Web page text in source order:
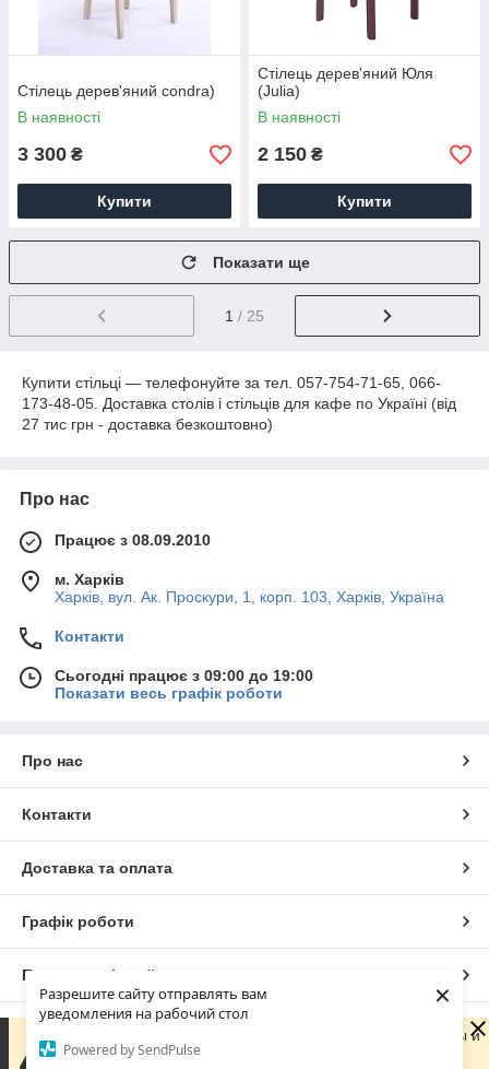
Разрешите сайту отправлять вам
уведомления на рабочий стол
Powered by SendPulse
×
Стілець дерев'яний condra)
В наявності
3 300 ₴
Купити
Стілець дерев'яний Юля
(Julia)
В наявності
2 150 ₴
Купити
Показати ще
1 / 25
Купити стільці — телефонуйте за тел. 057-754-71-65, 066-
173-48-05. Доставка столів і стільців для кафе по Україні (від
27 тис грн - доставка безкоштовно)
Про нас
Працює з 08.09.2010
м. Харків
Харків, вул. Ак. Проскури, 1, корп. 103, Харків, Україна
Контакти
Сьогодні працює з 09:00 до 19:00
Показати весь графік роботи
Про нас
Контакти
Доставка та оплата
Графік роботи
Повна версія сайту
Сейчас компания не может быстро обрабатывать заказы и
сообщения, поскольку по ее графику работы сегодня